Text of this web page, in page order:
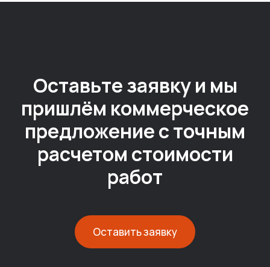
Оставьте заявку и мы
пришлём коммерческое
предложение с точным
расчетом стоимости
работ
Оставить заявку